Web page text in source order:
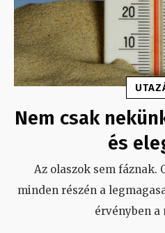
Nem csak
és
Az olaszok sem fáznak.
minden részén a
érvényben a